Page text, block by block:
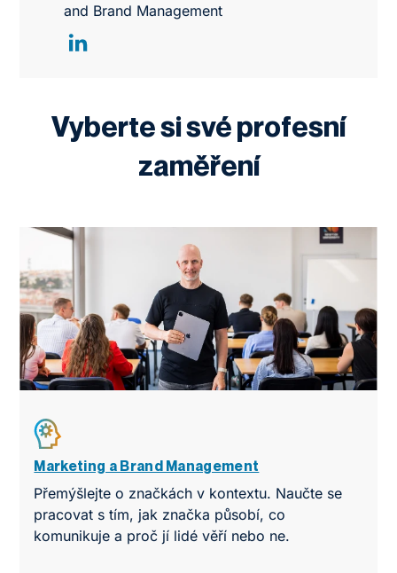
and Brand Management
Vyberte si své profesní
zaměření
Marketing a Brand Management
Přemýšlejte o značkách v kontextu. Naučte se
pracovat s tím, jak značka působí, co
komunikuje a proč jí lidé věří nebo ne.